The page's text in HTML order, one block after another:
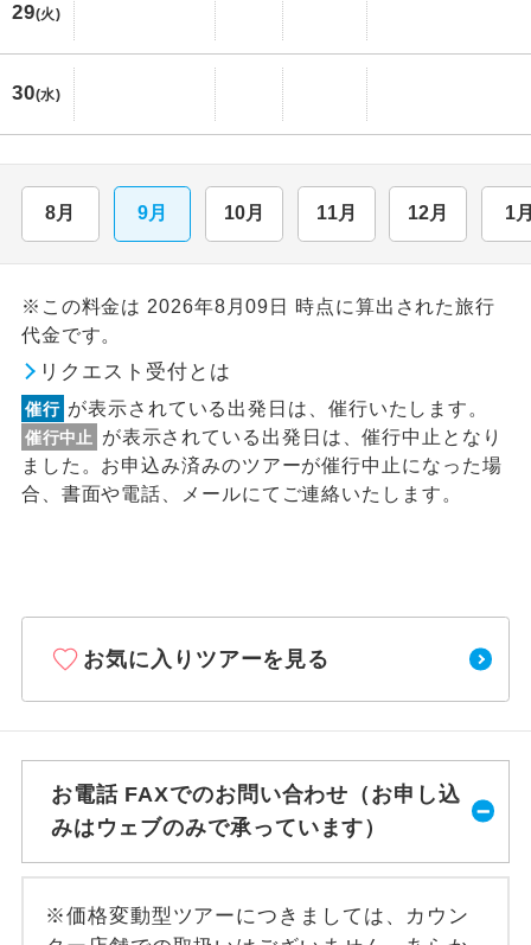
29(火)
30(水)
8月 9月 10月 11月 12月 1
※この料金は 2026年8月09日 時点に算出された旅行
代金です。
リクエスト受付とは
催行 が表示されている出発日は、催行いたします。
催行中止
が表示されている出発日は、催行中止となり
ました。お申込み済みのツアーが催行中止になった場
合、書面や電話、メールにてご連絡いたします。
お気に入りツアーを見る
お電話 FAXでのお問い合わせ（お申し込
みはウェブのみで承っています）
※価格変動型ツアーにつきましては、カウン